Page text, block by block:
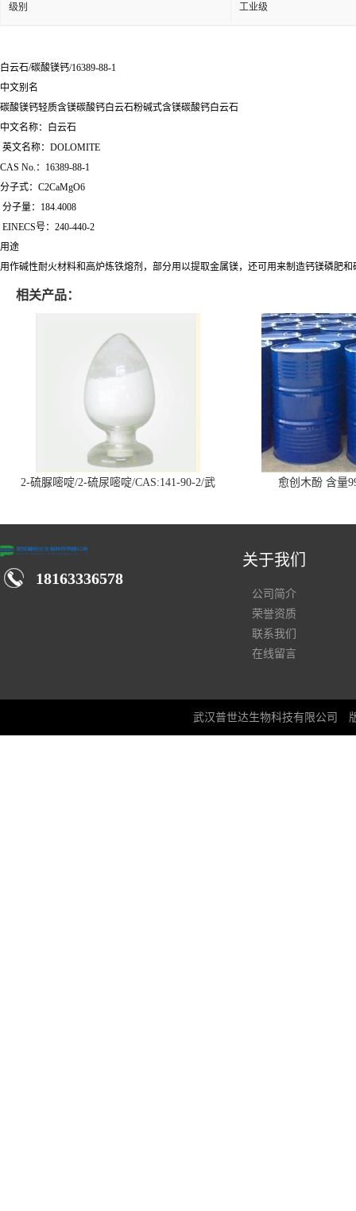
级别 工业级
白云石/碳酸镁钙/16389-88-1
中文别名
碳酸镁钙轻质含镁碳酸钙白云石粉碱式含镁碳酸钙白云石
中文名称：白云石
英文名称：DOLOMITE
CAS No.：16389-88-1
分子式：C2CaMgO6
分子量：184.4008
EINECS号：240-440-2
用途
用作碱性耐火材料和高炉炼铁熔剂，部分用以提取金属镁，还可用来制造钙镁磷肥
相关产品：
2-硫脲嘧啶/2-硫尿嘧啶/CAS:141-90-2/武
愈创木酚 含量
18163336578
关于我们
公司简介
荣誉资质
联系我们
在线留言
武汉普世达生物科技有限公司